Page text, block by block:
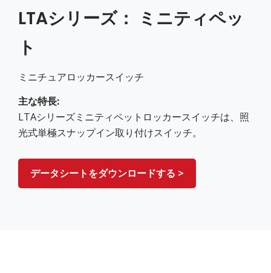
LTAシリーズ： ミニティペッ
ト
ミニチュアロッカースイッチ
主な特長:
LTAシリーズミニティペットロッカースイッチは、照
光式単極スナップイン取り付けスイッチ。
データシートをダウンロードする >